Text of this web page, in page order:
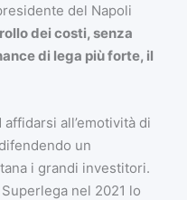
del Napoli
dei costi, senza
di lega più forte, il
all’emotività di
un
i grandi investitori.
nel 2021 lo